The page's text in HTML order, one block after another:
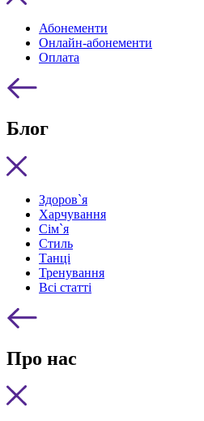
Абонементи
Онлайн-абонементи
Оплата
Блог
Здоров`я
Харчування
Сім`я
Стиль
Танці
Тренування
Всі статті
Про нас